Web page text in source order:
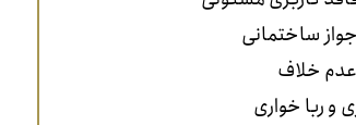
ساختمانی
خلاف
و ربا خواری